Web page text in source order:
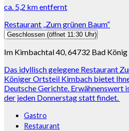
ca. 5,2 kmentfernt
Restaurant „Zum grünen Baum“
Geschlossen (öffnet 11:30 Uhr)
Im Kimbachtal 40, 64732 Bad König
Das idyllisch gelegene Restaurant
Königer Ortsteil Kimbach bietet
Deutsche Gerichte. Erwähnenswert
der jeden Donnerstag statt findet.
Gastro
Restaurant